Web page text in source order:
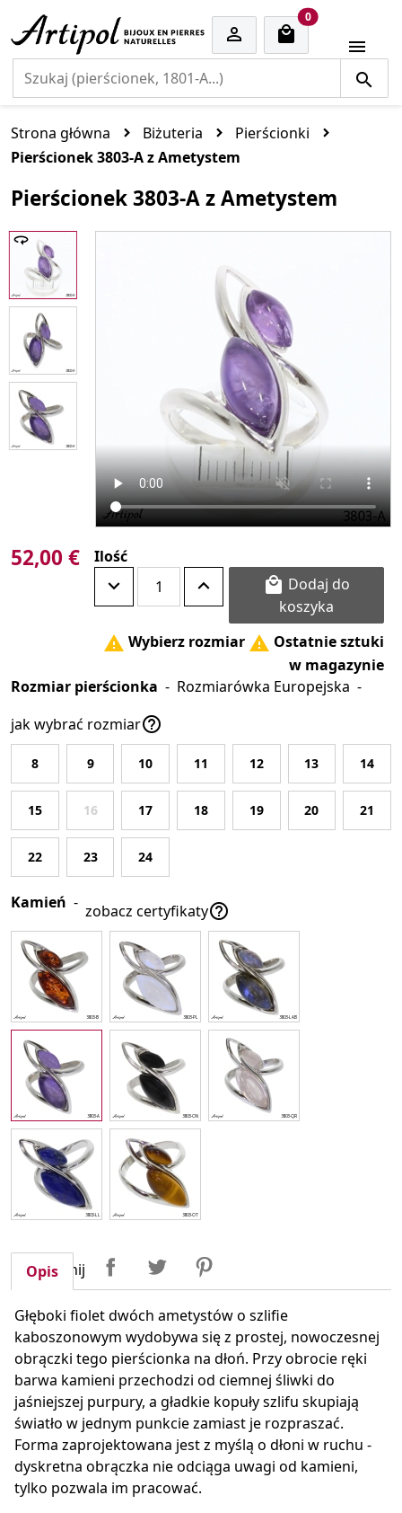

0cart items

Strona główna Biżuteria
Pierścionki
Pierścionek 3803-A z Ametystem
Pierścionek 3803-A z Ametystem
52,00 € Ilość

koszyka
 Wybierz rozmiar  Ostatnie sztuki
w magazynie
Rozmiar pierścionka - Rozmiarówka Europejska -
jak wybrać rozmiar
8 9 10 11 12 13 14
15 16 17 18 19 20 21
22 23 24
Kamień - zobacz certyfikaty
Udostępnij UdostępnijTweetuj
Opis
Głęboki fiolet dwóch ametystów o szlifie
kaboszonowym wydobywa się z prostej, nowoczesnej
obrączki tego pierścionka na dłoń. Przy obrocie ręki
barwa kamieni przechodzi od ciemnej śliwki do
jaśniejszej purpury, a gładkie kopuły szlifu skupiają
światło w jednym punkcie zamiast je rozpraszać.
Forma zaprojektowana jest z myślą o dłoni w ruchu -
dyskretna obrączka nie odciąga uwagi od kamieni,
tylko pozwala im pracować.